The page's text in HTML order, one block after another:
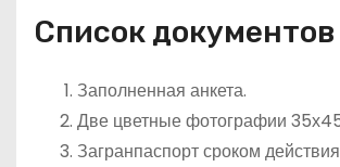
Список
Заполненная анкета.
Две цветные фотографии
Загранпаспорт сроком